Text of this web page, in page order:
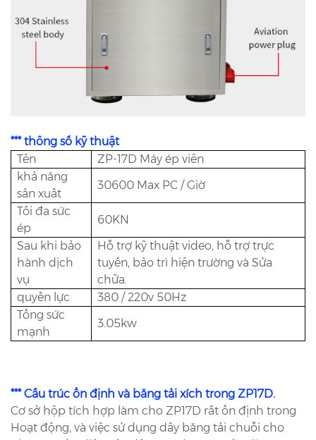
*** thông số kỹ thuật
Tên
ZP-17D Máy ép viên
khả năng
sản xuất
30600 Max PC / Giờ
Tối đa sức
ép
60KN
Sau khi bảo
hành dịch
vụ
Hỗ trợ kỹ thuật video, hỗ trợ trực
tuyến, bảo trì hiện trường và Sửa
chữa.
quyền lực
380 / 220v 50Hz
Tổng sức
mạnh
3.05kw
*** Cấu trúc ổn định và băng tải xích trong ZP17D.
Cơ sở hộp tích hợp làm cho ZP17D rất ổn định trong
Hoạt động, và việc sử dụng dây băng tải chuỗi cho